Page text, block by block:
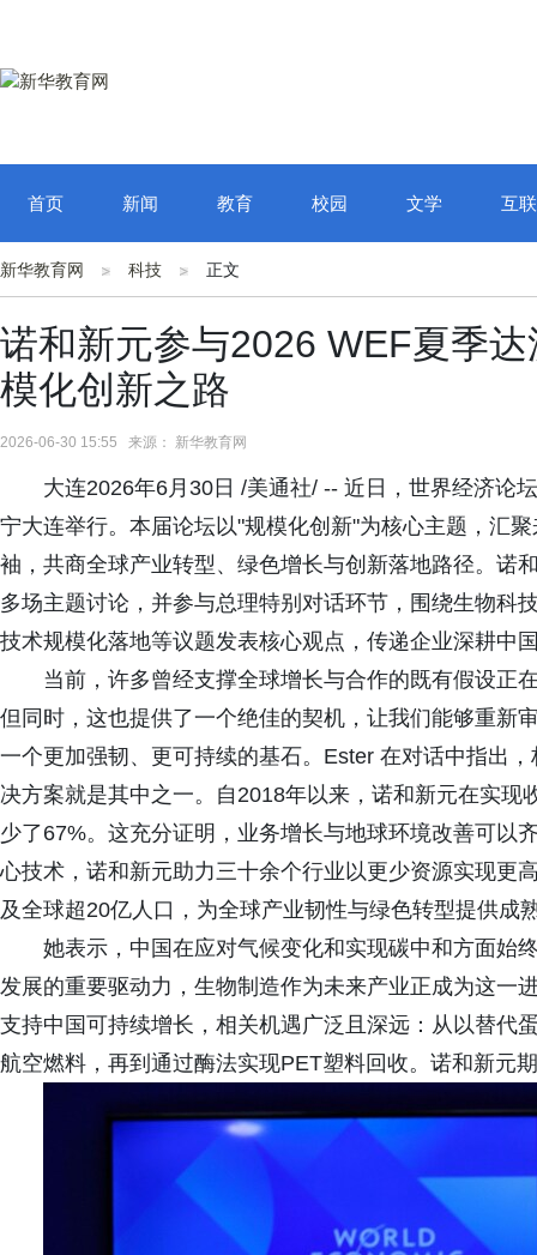
首页 新闻 教育 校园 文学 互
新华教育网 科技 正文
诺和新元参与2026 WEF夏季
模化创新之路
2026-06-30 15:55 来源： 新华教育网
大连2026年6月30日 /美通社/ -- 近日，世界经济论
宁大连举行。本届论坛以"规模化创新"为核心主题，汇
袖，共商全球产业转型、绿色增长与创新落地路径。诺
多场主题讨论，并参与总理特别对话环节，围绕生物科
技术规模化落地等议题发表核心观点，传递企业深耕中
当前，许多曾经支撑全球增长与合作的既有假设正
但同时，这也提供了一个绝佳的契机，让我们能够重新
一个更加强韧、更可持续的基石。Ester 在对话中指出
决方案就是其中之一。自2018年以来，诺和新元在实
少了67%。这充分证明，业务增长与地球环境改善可以
心技术，诺和新元助力三十余个行业以更少资源实现更
及全球超20亿人口，为全球产业韧性与绿色转型提供成
她表示，中国在应对气候变化和实现碳中和方面始
发展的重要驱动力，生物制造作为未来产业正成为这一
支持中国可持续增长，相关机遇广泛且深远：从以替代
航空燃料，再到通过酶法实现PET塑料回收。诺和新元